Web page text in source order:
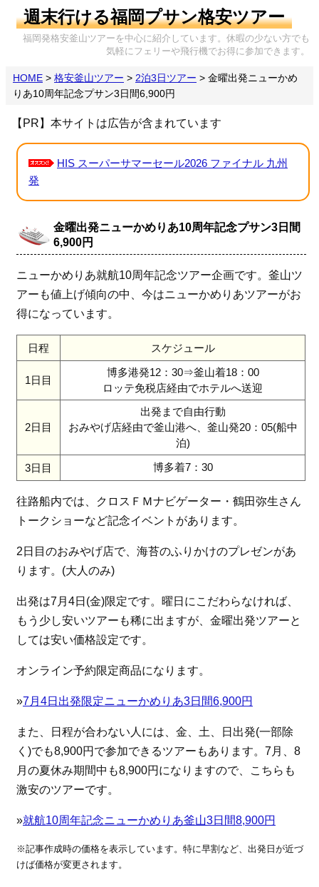
週末行ける福岡プサン格安ツアー
福岡発格安釜山ツアーを中心に紹介しています。休暇の少ない方でも
気軽にフェリーや飛行機でお得に参加できます。
HOME > 格安釜山ツアー > 2泊3日ツアー > 金曜出発ニューかめ
りあ10周年記念プサン3日間6,900円
【PR】本サイトは広告が含まれています
HIS スーパーサマーセール2026 ファイナル 九州
発
金曜出発ニューかめりあ10周年記念プサン3日間
6,900円
ニューかめりあ就航10周年記念ツアー企画です。釜山ツ
アーも値上げ傾向の中、今はニューかめりあツアーがお
得になっています。
日程 スケジュール
1日目
博多港発12：30⇒釜山着18：00
ロッテ免税店経由でホテルへ送迎
2日目
出発まで自由行動
おみやげ店経由で釜山港へ、釜山発20：05(船中
泊)
3日目 博多着7：30
往路船内では、クロスＦＭナビゲーター・鶴田弥生さん
トークショーなど記念イベントがあります。
2日目のおみやげ店で、海苔のふりかけのプレゼンがあ
ります。(大人のみ)
出発は7月4日(金)限定です。曜日にこだわらなければ、
もう少し安いツアーも稀に出ますが、金曜出発ツアーと
しては安い価格設定です。
オンライン予約限定商品になります。
»7月4日出発限定ニューかめりあ3日間6,900円
また、日程が合わない人には、金、土、日出発(一部除
く)でも8,900円で参加できるツアーもあります。7月、8
月の夏休み期間中も8,900円になりますので、こちらも
激安のツアーです。
»就航10周年記念ニューかめりあ釜山3日間8,900円
※記事作成時の価格を表示しています。特に早割など、出発日が近づ
けば価格が変更されます。